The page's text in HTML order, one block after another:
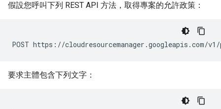
假設您呼叫下列 REST API 方法，取得專案的允許政策：
POST https://cloudresourcemanager.googleapis.com/
要求主體包含下列文字：